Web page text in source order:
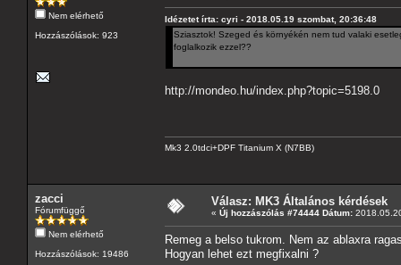
Nem elérhető
Hozzászólások: 923
Idézetet írta: cyri - 2018.05.19 szombat, 20:36:48
Sziasztok! Szeged és környékén nem tud valaki
foglalkozik ezzel??
http://mondeo.hu/index.php?topic=5198.0
Mk3 2.0tdci+DPF Titanium X (N7BB)
zacci
Fórumfüggő
Nem elérhető
Hozzászólások: 19486
Válasz: MK3 Általános kérdések
« Új hozzászólás #74444 Dátum:
Remeg a belso tukrom. Nem az ablaxra
Hogyan lehet ezt megfixalni ?